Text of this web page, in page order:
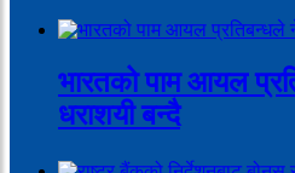
भारतको पाम आयल
धराशयी बन्दै